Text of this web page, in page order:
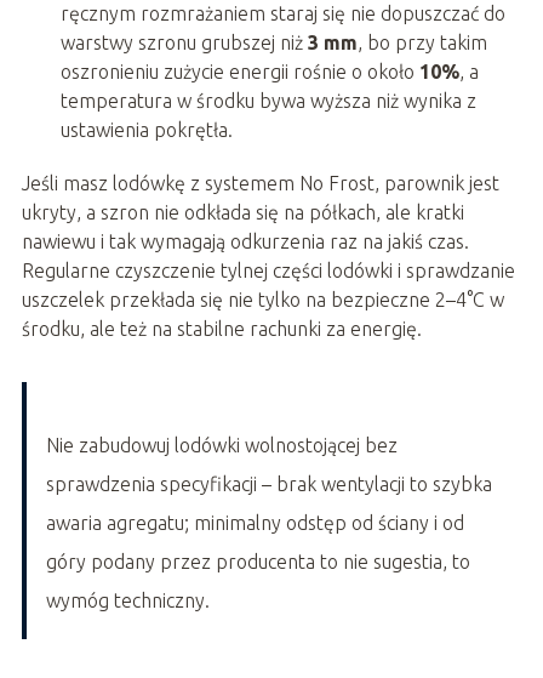
ręcznym rozmrażaniem staraj się nie dopuszczać do
warstwy szronu grubszej niż 3 mm , bo przy takim
oszronieniu zużycie energii rośnie o około 10%, a
temperatura w środku bywa wyższa niż wynika z
ustawienia pokrętła.
Jeśli masz lodówkę z systemem No Frost, parownik jest
ukryty, a szron nie odkłada się na półkach, ale kratki
nawiewu i tak wymagają odkurzenia raz na jakiś czas.
Regularne czyszczenie tylnej części lodówki i sprawdzanie
uszczelek przekłada się nie tylko na bezpieczne 2–4°C w
środku, ale też na stabilne rachunki za energię.
Nie zabudowuj lodówki wolnostojącej bez
sprawdzenia specyfikacji – brak wentylacji to szybka
awaria agregatu; minimalny odstęp od ściany i od
góry podany przez producenta to nie sugestia, to
wymóg techniczny.